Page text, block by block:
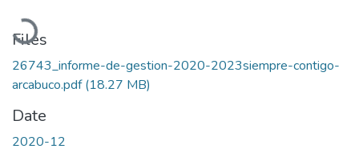
Loading...
Files
26743_informe-de-gestion-2020-2023siempre-contigo-
arcabuco.pdf(18.27 MB)
Date
2020-12